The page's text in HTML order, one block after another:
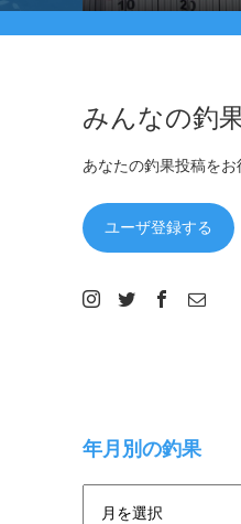
みんなの釣
あなたの釣果投稿をお
ユーザ登録する
年月別の釣果